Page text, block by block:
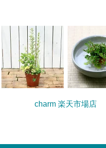
charm 楽天市場店